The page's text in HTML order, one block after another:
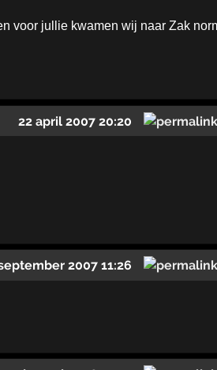
voor jullie kwamen wij naar Zak
22 april 2007 20:20
2007 11:26